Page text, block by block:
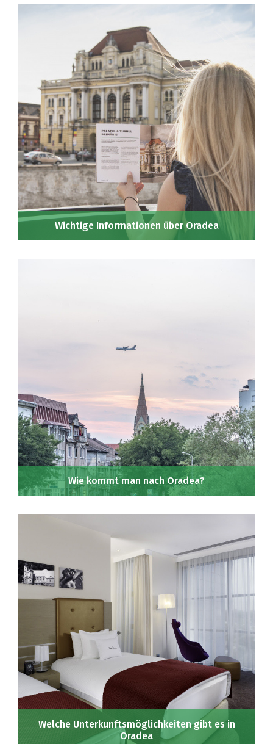
Wichtige Informationen über Oradea
Wie kommt man nach Oradea?
Welche Unterkunftsmöglichkeiten gibt es in
Oradea